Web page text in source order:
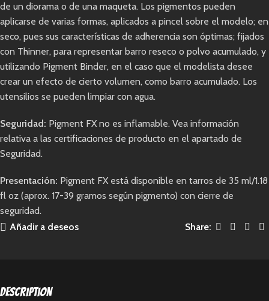
de un diorama o de una maqueta. Los pigmentos pueden
aplicarse de varias formas, aplicados a pincel sobre el modelo; en
seco, pues sus características de adherencia son óptimas; fijados
con Thinner, para representar barro reseco o polvo acumulado, y
utilizando Pigment Binder, en el caso que el modelista desee
crear un efecto de cierto volumen, como barro acumulado. Los
utensilios se pueden limpiar con agua.
Seguridad: Pigment FX no es inflamable. Vea información
relativa a las certificaciones de producto en el apartado de
Seguridad.
Presentación: Pigment FX está disponible en tarros de 35 ml/1.18
fl oz (aprox. 17-39 gramos según pigmento) con cierre de
seguridad.
Añadir a deseos
Share:
Description